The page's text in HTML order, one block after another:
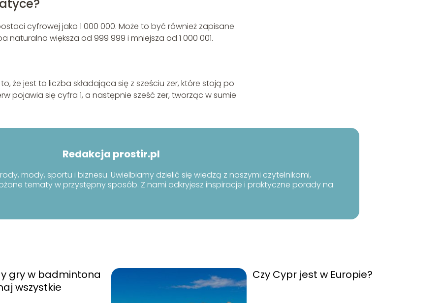
cyfrowej jako 1 000 000. Może to być również zapisane
naturalna większa od 999 999 i mniejsza od 1 000 001.
że jest to liczba składająca się z sześciu zer, które stoją po
pojawia się cyfra 1, a następnie sześć zer, tworząc w sumie
Redakcja prostir.pl
mody, sportu i biznesu. Uwielbiamy dzielić się wiedzą z naszymi czytelnikami,
tematy w przystępny sposób. Z nami odkryjesz inspiracje i praktyczne porady na
gry w badmintona
wszystkie
Czy Cypr jest w Europie?